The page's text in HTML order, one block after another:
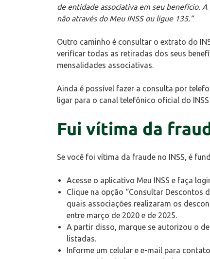
de entidade associativa em seu benefício.
não através do Meu INSS ou ligue 135.”
Outro caminho é consultar o extrato do
verificar todas as retiradas dos seus
mensalidades associativas.
Ainda é possível fazer a consulta por
ligar para o canal telefônico oficial do
Fui vítima da
Se você foi vítima da fraude no INSS, é
Acesse o aplicativo Meu INSS e faça
Clique na opção “Consultar Descontos
quais associações realizaram os
entre março de 2020 e de 2025.
A partir disso, marque se autorizou o
listadas.
Informe um celular e e-mail para